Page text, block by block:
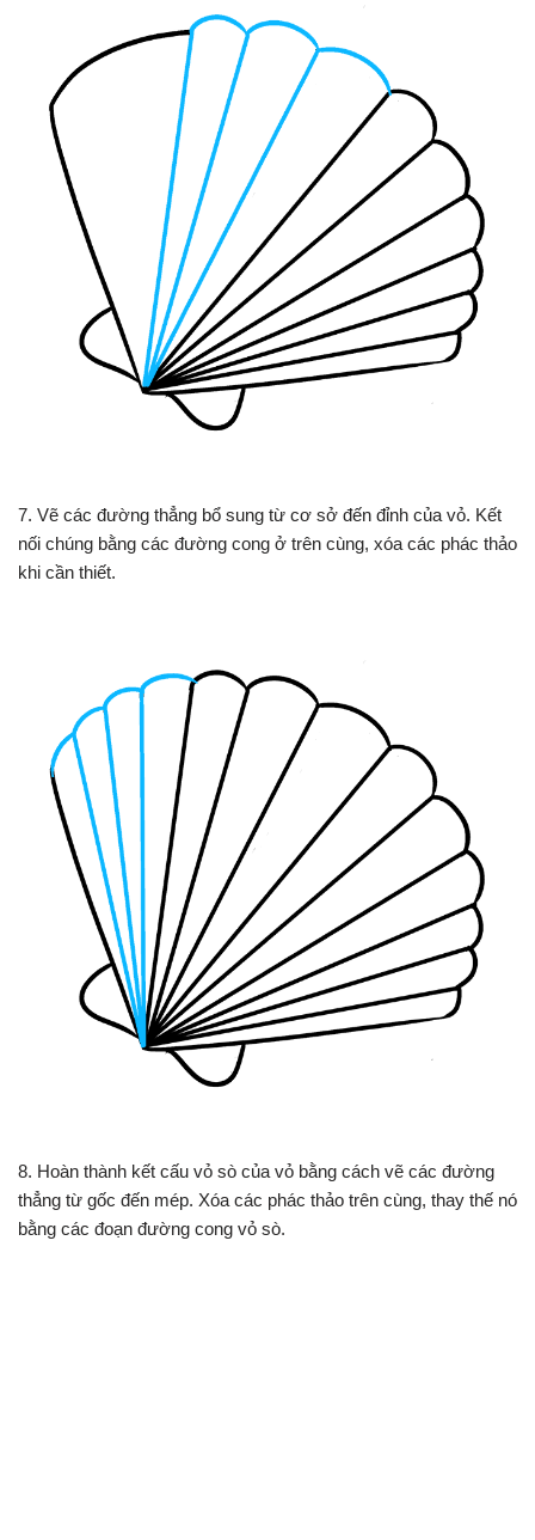
7. Vẽ các đường thẳng bổ sung từ cơ sở đến đỉnh của vỏ. Kết
nối chúng bằng các đường cong ở trên cùng, xóa các phác thảo
khi cần thiết.
8. Hoàn thành kết cấu vỏ sò của vỏ bằng cách vẽ các đường
thẳng từ gốc đến mép. Xóa các phác thảo trên cùng, thay thế nó
bằng các đoạn đường cong vỏ sò.